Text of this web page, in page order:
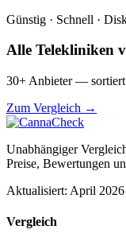
Günstig · Schnell ·
Alle Telekliniken
30+ Anbieter — sortiert
Zum Vergleich →
Unabhängiger
Preise, Bewertungen
Aktualisiert: April 2026
Vergleich